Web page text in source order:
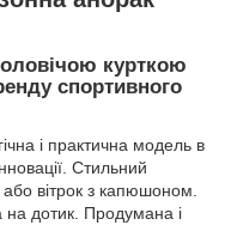
курткою
спортивного
і практична модель в
Стильний
або вітрок з капюшоном.
на дотик. Продумана і